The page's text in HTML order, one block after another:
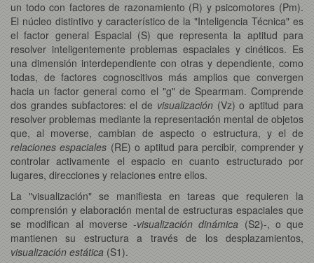
un todo con factores de razonamiento (R) y psicomotores (Pm).
El núcleo distintivo y característico de la "Inteligencia Técnica" es
el factor general Espacial (S) que representa la aptitud para
resolver inteligentemente problemas espaciales y cinéticos. Es
una dimensión interdependiente con otras y dependiente, como
todas, de factores cognoscitivos más amplios que convergen
hacia un factor general como el "g" de Spearmam. Comprende
dos grandes subfactores: el de visualización(Vz) o aptitud para
resolver problemas mediante la representación mental de objetos
que, al moverse, cambian de aspecto o estructura, y el de
relaciones espaciales (RE) o aptitud para percibir, comprender y
controlar activamente el espacio en cuanto estructurado por
lugares, direcciones y relaciones entre ellos.
La "visualización" se manifiesta en tareas que requieren la
comprensión y elaboración mental de estructuras espaciales que
se modifican al moverse -visualización dinámica (S2)-, o que
mantienen su estructura a través de los desplazamientos,
visualización estática (S1).